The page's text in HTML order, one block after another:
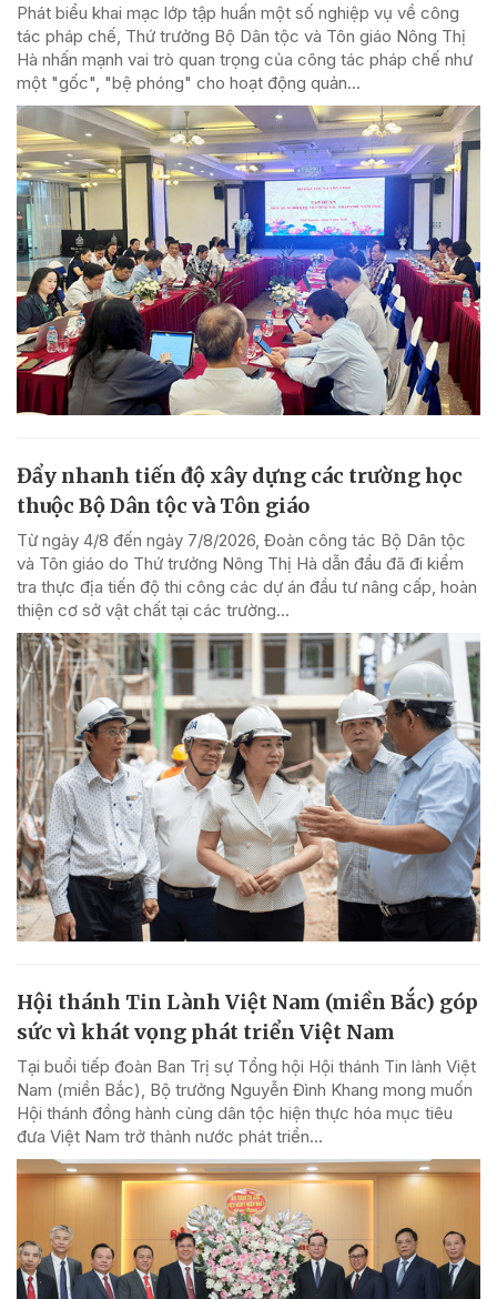
Phát biểu khai mạc lớp tập huấn một số nghiệp vụ về công
tác pháp chế, Thứ trưởng Bộ Dân tộc và Tôn giáo Nông Thị
Hà nhấn mạnh vai trò quan trọng của công tác pháp chế như
một "gốc", "bệ phóng" cho hoạt động quản...
Đẩy nhanh tiến độ xây dựng các trường học
thuộc Bộ Dân tộc và Tôn giáo
Từ ngày 4/8 đến ngày 7/8/2026, Đoàn công tác Bộ Dân tộc
và Tôn giáo do Thứ trưởng Nông Thị Hà dẫn đầu đã đi kiểm
tra thực địa tiến độ thi công các dự án đầu tư nâng cấp, hoàn
thiện cơ sở vật chất tại các trường...
Hội thánh Tin Lành Việt Nam (miền Bắc) góp
sức vì khát vọng phát triển Việt Nam
Tại buổi tiếp đoàn Ban Trị sự Tổng hội Hội thánh Tin lành Việt
Nam (miền Bắc), Bộ trưởng Nguyễn Đình Khang mong muốn
Hội thánh đồng hành cùng dân tộc hiện thực hóa mục tiêu
đưa Việt Nam trở thành nước phát triển...